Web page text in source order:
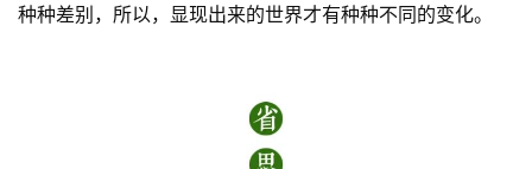
种种差别，所以，显现出来的世界才有种种不同的变化。